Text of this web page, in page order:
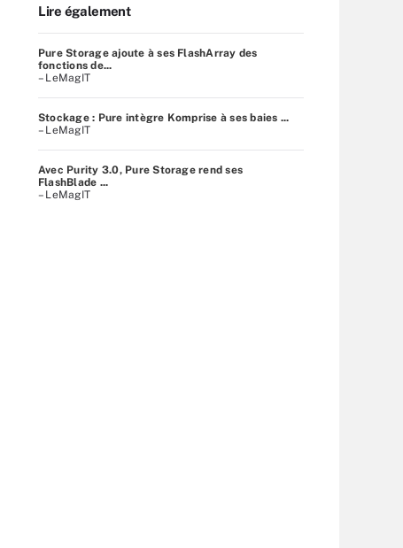
Lire également
Pure Storage ajoute à ses FlashArray des
fonctions de...
– LeMagIT
Stockage : Pure intègre Komprise à ses baies ...
– LeMagIT
Avec Purity 3.0, Pure Storage rend ses
FlashBlade ...
– LeMagIT